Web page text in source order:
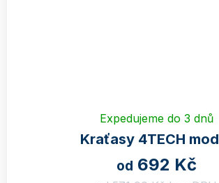
Expedujeme do 3 dnů
Kraťasy 4TECH
od 692 Kč